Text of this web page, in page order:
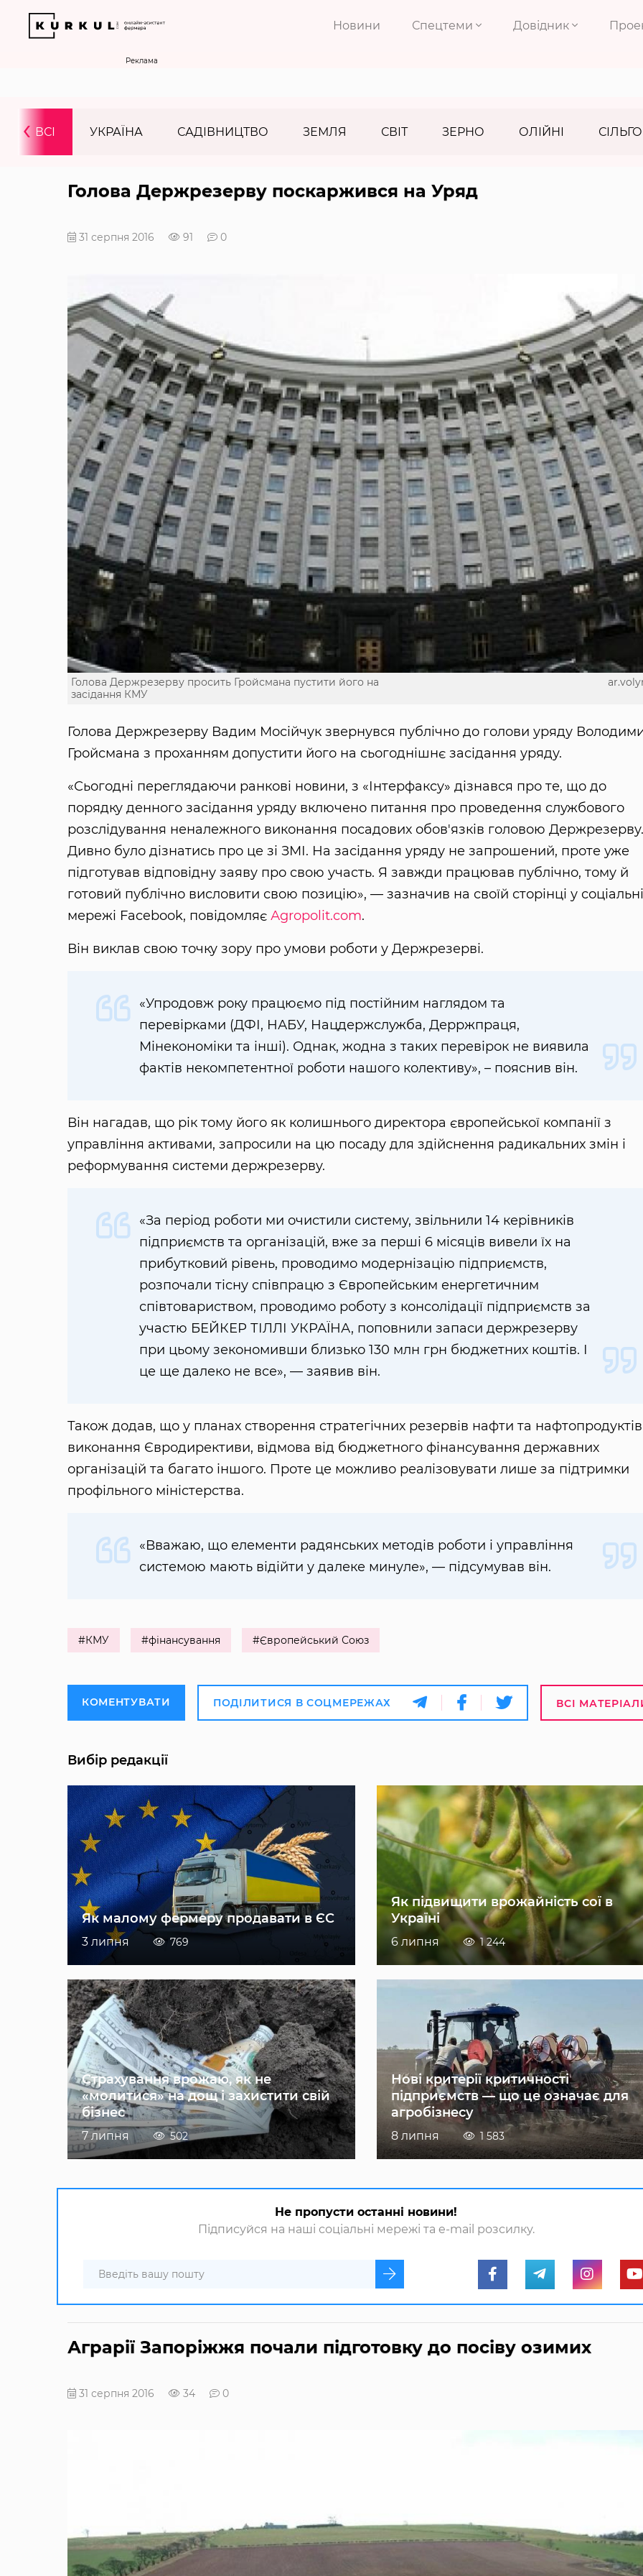
Новини Спецтеми Довідник
Реклама
ВСІ УКРАЇНА САДІВНИЦТВО ЗЕМЛЯ СВІТ ЗЕРНО ОЛІЙНІ
‹
Голова Держрезерву поскаржився на Уряд
31 серпня 2016 91 0
Голова Держрезерву просить Гройсмана пустити його на
засідання КМУ
Голова Держрезерву Вадим Мосійчук звернувся публічно до голови уряду
Гройсмана з проханням допустити його на сьогоднішнє засідання уряду.
«Сьогодні переглядаючи ранкові новини, з «Інтерфаксу» дізнався про те, що до
порядку денного засідання уряду включено питання про проведення службового
розслідування неналежного виконання посадових обов'язків головою Держрезерву.
Дивно було дізнатись про це зі ЗМІ. На засідання уряду не запрошений, проте уже
підготував відповідну заяву про свою участь. Я завжди працював публічно, тому й
готовий публічно висловити свою позицію», — зазначив на своїй сторінці у
мережі Facebook, повідомляє Аgropolit.com.
Він виклав свою точку зору про умови роботи у Держрезерві.
«Упродовж року працюємо під постійним наглядом та
перевірками (ДФІ, НАБУ, Нацдержслужба, Дерржпраця,
Мінекономіки та інші). Однак, жодна з таких перевірок не виявила
фактів некомпетентної роботи нашого колективу», – пояснив він.
Він нагадав, що рік тому його як колишнього директора європейської компанії з
управління активами, запросили на цю посаду для здійснення радикальних змін і
реформування системи держрезерву.
«За період роботи ми очистили систему, звільнили 14 керівників
підприємств та організацій, вже за перші 6 місяців вивели їх на
прибутковий рівень, проводимо модернізацію підприємств,
розпочали тісну співпрацю з Європейським енергетичним
співтовариством, проводимо роботу з консолідації підприємств за
участю БЕЙКЕР ТІЛЛІ УКРАЇНА, поповнили запаси держрезерву
при цьому зекономивши близько 130 млн грн бюджетних коштів. І
це ще далеко не все», — заявив він.
Також додав, що у планах створення стратегічних резервів нафти та
виконання Євродирективи, відмова від бюджетного фінансування державних
організацій та багато іншого. Проте це можливо реалізовувати лише за підтримки
профільного міністерства.
«Вважаю, що елементи радянських методів роботи і управління
системою мають відійти у далеке минуле», — підсумував він.
#КМУ #фінансування #Європейський Союз
КОМЕНТУВАТИ ПОДІЛИТИСЯ В СОЦМЕРЕЖАХ ВСІ
Вибір редакції
Як малому фермеру продавати в ЄС
3 липня 769
Як підвищити врожайність сої в
Україні
6 липня 1 244
Страхування врожаю, як не
«молитися» на дощ і захистити свій
бізнес
7 липня 502
Нові критерії критичності
підприємств — що це означає для
агробізнесу
8 липня 1 583
Не пропусти останні новини!
Підписуйся на наші соціальні мережі та e-mail розсилку.
Аграрії Запоріжжя почали підготовку до посіву озимих
31 серпня 2016 34 0